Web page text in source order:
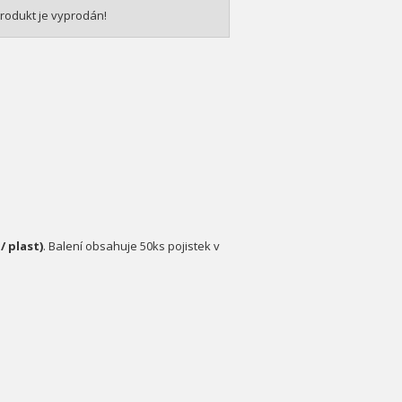
je vyprodán!
plast). Balení obsahuje 50ks pojistek v